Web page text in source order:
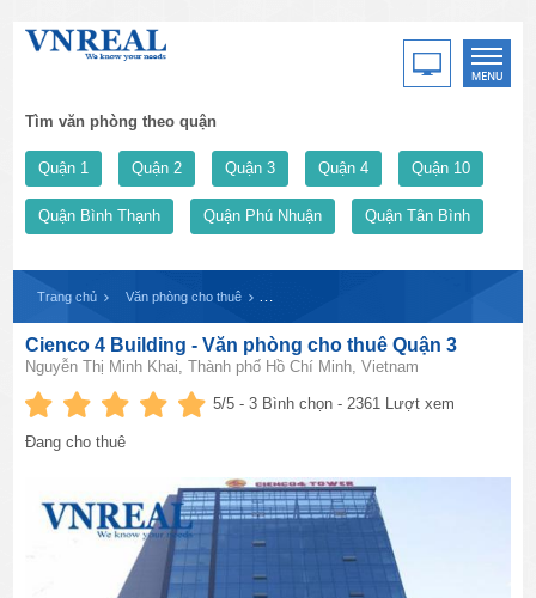
Tìm văn phòng theo quận
Quận 1 Quận 2 Quận 3 Quận 4 Quận 10
Quận Bình Thạnh Quận Phú Nhuận Quận Tân Bình
Trang chủ Văn phòng cho thuê
Cienco 4 Building - Văn phòng cho thuê Quận 3
Nguyễn Thị Minh Khai, Thành phố Hồ Chí Minh, Vietnam
5/5 -3 Bình chọn - 2361 Lượt xem
Đang cho thuê